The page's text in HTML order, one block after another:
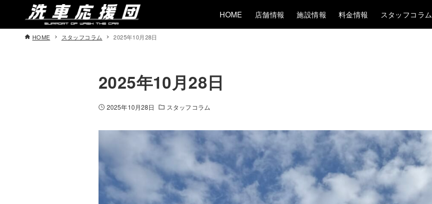
HOME 店舗情報 施設情報 料金情報 スタッフコラム
HOME スタッフコラム 2025年10月28日
2025年10月28日
2025年10月28日 スタッフコラム